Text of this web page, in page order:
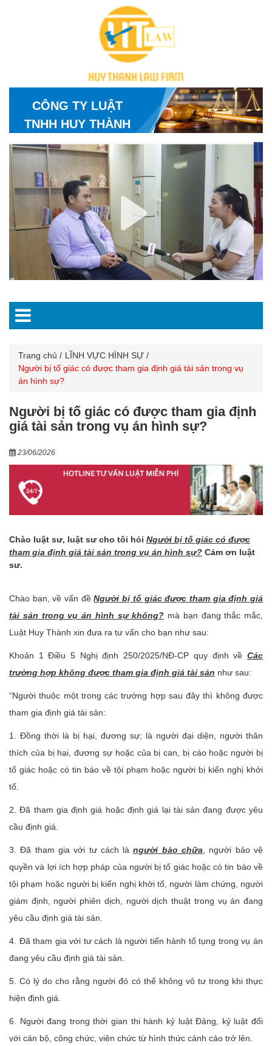
CÔNG TY LUẬT
TNHH HUY THÀNH
Trang chủ
LĨNH VỰC HÌNH SỰ
Người bị tố giác có được tham gia định giá tài sản trong vụ
án hình sự?
Người bị tố giác có được tham gia định
giá tài sản trong vụ án hình sự?
23/06/2026
Chào luật sư, luật sư cho tôi hỏi Người bị tố giác có được
tham gia định giá tài sản trong vụ án hình sự? Cảm ơn luật
sư.
Chào bạn, về vấn đềNgười bị tố giác được tham gia định giá
tài sản trong vụ án hình sự không? mà bạn đang thắc mắc,
Luật Huy Thành xin đưa ra tư vấn cho bạn như sau:
Khoản 1 Điều 5 Nghị định 250/2025/NĐ-CP quy định về Các
trường hợp không được tham gia định giá tài sản như sau:
“Người thuộc một trong các trường hợp sau đây thì không được
tham gia định giá tài sản:
1. Đồng thời là bị hại, đương sự; là người đại diện, người thân
thích của bị hại, đương sự hoặc của bị can, bị cáo hoặc người bị
tố giác hoặc có tin báo về tội phạm hoặc người bị kiến nghị khởi
tố.
2. Đã tham gia định giá hoặc định giá lại tài sản đang được yêu
cầu định giá.
3. Đã tham gia với tư cách làngười bào chữa, người bảo vệ
quyền và lợi ích hợp pháp của người bị tố giác hoặc có tin báo về
tội phạm hoặc người bị kiến nghị khởi tố, người làm chứng, người
giám định, người phiên dịch, người dịch thuật trong vụ án đang
yêu cầu định giá tài sản.
4. Đã tham gia với tư cách là người tiến hành tố tụng trong vụ án
đang yêu cầu định giá tài sản.
5. Có lý do cho rằng người đó có thể không vô tư trong khi thực
hiện định giá.
6. Người đang trong thời gian thi hành kỷ luật Đảng, kỷ luật đối
với cán bộ, công chức, viên chức từ hình thức cảnh cáo trở lên.